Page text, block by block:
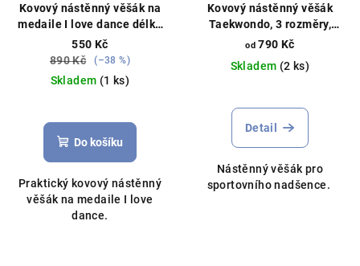
Kovový nástěnný věšák na
medaile I love dance délka
40cm černý
550 Kč
890 Kč
(–38 %)
Skladem (1 ks)
hodnocení
produktu
z
5
hvězdiček.
Do košíku
Praktický kovový nástěnný
věšák na medaile I love
dance.
Kovový nástěnný věšák
Taekwondo, 3 rozměry,
různé barvy
od 790 Kč
Skladem (2 ks)
Detail
Nástěnný věšák pro
sportovního nadšence.